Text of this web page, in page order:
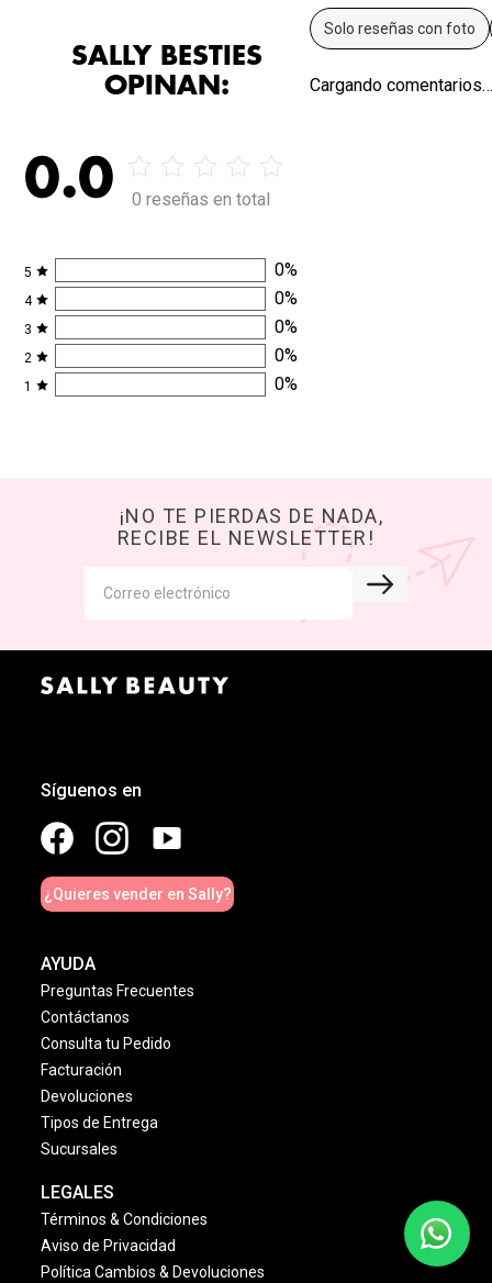
SALLY BESTIES
OPINAN:
0.0 0 reseñas en total
5 0%
4 0%
3 0%
2 0%
1 0%
Solo reseñas con foto
Cargando
¡NO TE PIERDAS DE NADA,
RECIBE EL NEWSLETTER!
Síguenos en
¿Quieres vender en Sally?
AYUDA
Preguntas Frecuentes
Contáctanos
Consulta tu Pedido
Facturación
Devoluciones
Tipos de Entrega
Sucursales
LEGALES
Términos & Condiciones
Aviso de Privacidad
Política Cambios & Devoluciones